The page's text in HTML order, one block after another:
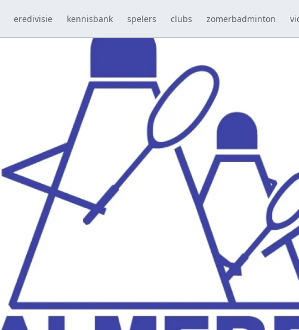
eredivisie kennisbank spelers clubs zomerbadminton